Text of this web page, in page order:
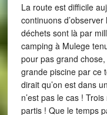
La route est difficile
continuons
déchets sont là par
camping à Mulege
pour pas grand
grande piscine par ce
dirait qu’on est dans
n’est pas le cas !
partis ! Que le temps